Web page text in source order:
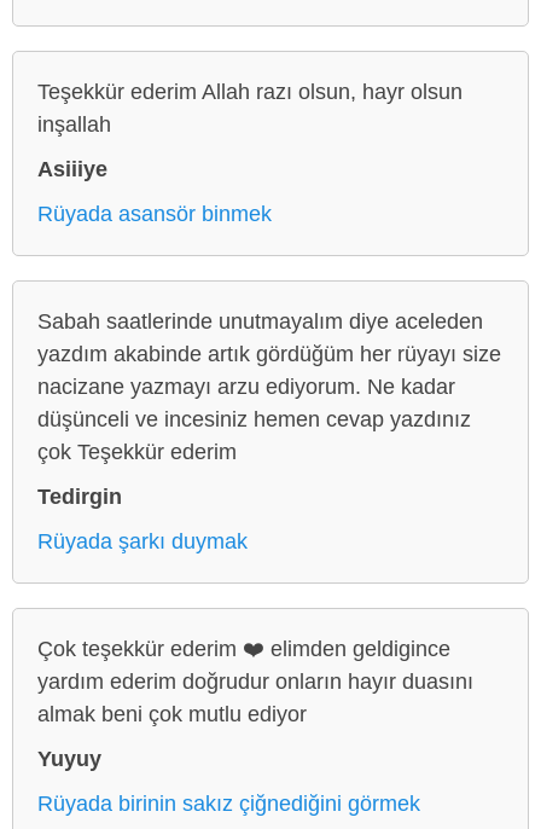
Teşekkür ederim Allah razı olsun, hayr olsun
inşallah
Asiiiye
Rüyada asansör binmek
Sabah saatlerinde unutmayalım diye aceleden
yazdım akabinde artık gördüğüm her rüyayı size
nacizane yazmayı arzu ediyorum. Ne kadar
düşünceli ve incesiniz hemen cevap yazdınız
çok Teşekkür ederim
Tedirgin
Rüyada şarkı duymak
Çok teşekkür ederim ❤️ elimden geldigince
yardım ederim doğrudur onların hayır duasını
almak beni çok mutlu ediyor
Yuyuy
Rüyada birinin sakız çiğnediğini görmek